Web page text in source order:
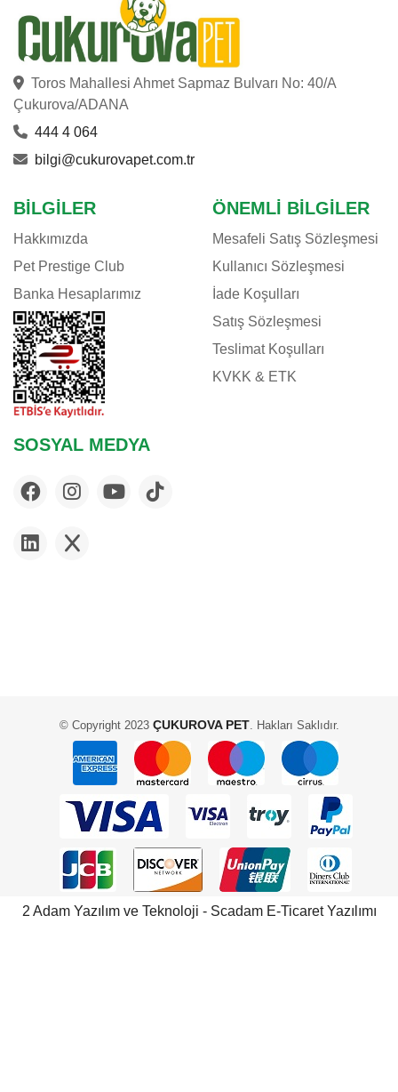
Toros Mahallesi Ahmet Sapmaz Bulvarı No: 40/A
Çukurova/ADANA
444 4 064
bilgi@cukurovapet.com.tr
BILGILER
Hakkımızda
Pet Prestige Club
Banka Hesaplarımız
ÖNEMLI BILGILER
Mesafeli Satış Sözleşmesi
Kullanıcı Sözleşmesi
İade Koşulları
Satış Sözleşmesi
Teslimat Koşulları
KVKK & ETK
SOSYAL MEDYA
© Copyright 2023ÇUKUROVA PET. Hakları Saklıdır.
2 Adam Yazılım ve Teknoloji - Scadam E-Ticaret Yazılımı